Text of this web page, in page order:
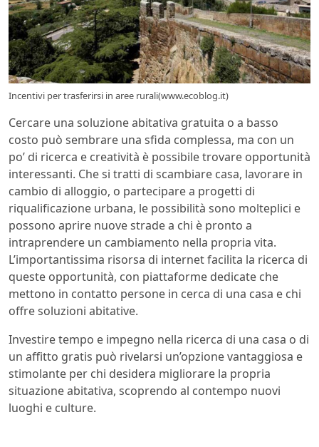
Incentivi per trasferirsi in aree rurali(www.ecoblog.it)
Cercare una soluzione abitativa gratuita o a basso
costo può sembrare una sfida complessa, ma con un
po’ di ricerca e creatività è possibile trovare opportunità
interessanti. Che si tratti di scambiare casa, lavorare in
cambio di alloggio, o partecipare a progetti di
riqualificazione urbana, le possibilità sono molteplici e
possono aprire nuove strade a chi è pronto a
intraprendere un cambiamento nella propria vita.
L’importantissima risorsa di internet facilita la ricerca di
queste opportunità, con piattaforme dedicate che
mettono in contatto persone in cerca di una casa e chi
offre soluzioni abitative.
Investire tempo e impegno nella ricerca di una casa o di
un affitto gratis può rivelarsi un’opzione vantaggiosa e
stimolante per chi desidera migliorare la propria
situazione abitativa, scoprendo al contempo nuovi
luoghi e culture.